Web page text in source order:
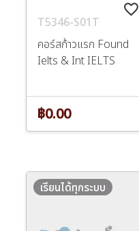
favorite_border
T5346-S01T
คอร์สก้าวแรก Found
Ielts & Int IELTS
฿0.00
เรียนได้ทุกระบบ